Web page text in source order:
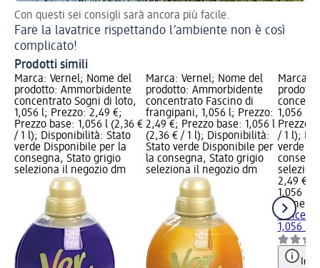
Con questi sei consigli sarà ancora più facile.
Fare la lavatrice rispettando l’ambiente non è così
complicato!
Prodotti simili
Marca: Vernel; Nome del
prodotto: Ammorbidente
concentrato Sogni di loto,
1,056 l; Prezzo: 2,49 €;
Prezzo base: 1,056 l (2,36 €
/ 1 l); Disponibilità: Stato
verde Disponibile per la
consegna, Stato grigio
seleziona il negozio dm
Marca: Vernel; Nome del
prodotto: Ammorbidente
concentrato Fascino di
frangipani, 1,056 l; Prezzo:
2,49 €; Prezzo base: 1,056 l
(2,36 € / 1 l); Disponibilità:
Stato verde Disponibile per
la consegna, Stato grigio
seleziona il negozio dm
Marca:
1,056 l;
Prezzo
/ 1 l);
verde
2,49 €
1,056 l
Vernel
1,056 l